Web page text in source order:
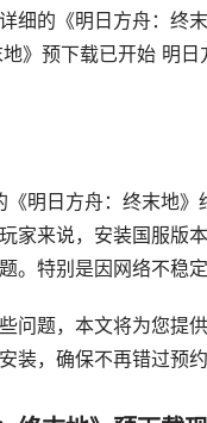
细的《明日方舟：终
》预下载已开始 明日
明日方舟：终末地
家来说，安装国服版
。特别是因网络不稳
问题，本文将为您提
装，确保不再错过预